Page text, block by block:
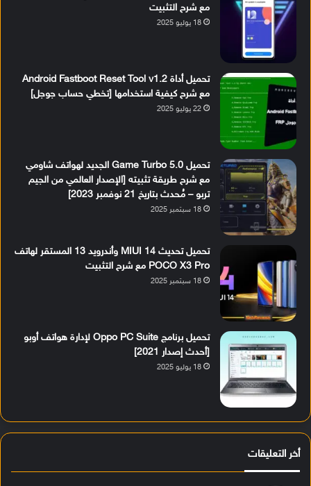
مع شرح التثبيت
18 يوليو 2025
تحميل أداة Android Fastboot Reset Tool v1.2
مع شرح كيفية استخدامها [تخطي حساب جوجل]
22 يوليو 2025
تحميل Game Turbo 5.0 الجديد لهواتف شاومي
مع شرح طريقة تثبيته [الإصدار العالمي من الجيم
تربو – مُحدث بتاريخ 21 نوفمبر 2023]
18 سبتمبر 2025
تحميل تحديث MIUI 14 وأندرويد 13 المستقر لهاتف
POCO X3 Pro مع شرح التثبيت
18 سبتمبر 2025
تحميل برنامج Oppo PC Suite لإدارة هواتف أوبو
[أحدث إصدار 2021]
18 يوليو 2025
أخر التعليقات